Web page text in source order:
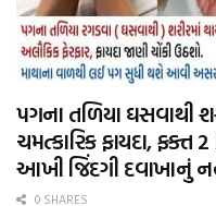
પગના તળિયા ઘસવાથી
ચમત્કારિક ફાયદા, ફક્ત
આખી જિંદગી દવાખાનું
0 SHARES